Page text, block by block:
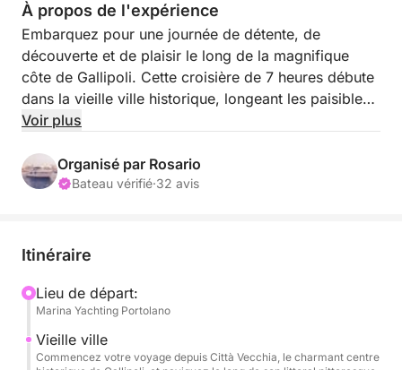
À propos de l'expérience
Embarquez pour une journée de détente, de
découverte et de plaisir le long de la magnifique
côte de Gallipoli. Cette croisière de 7 heures débute
dans la vieille ville historique, longeant les paisibles
îlots Campo et se dirigeant vers la pittoresque île de
son phare imposant.
composé d'un café fraîchement préparé à bord et
mer en toile de fond. Tandis que le bateau navigue
doucement vers le sud, admirez les vues
panoramiques et découvrez l'histoire locale et la
beauté naturelle de la région grâce à une visite
Voir plus
Organisé par Rosario
Bateau vérifié·32 avis
Itinéraire
Lieu de départ:
Marina Yachting Portolano
Vieille ville
Commencez votre voyage depuis Città Vecchia, le charmant centre